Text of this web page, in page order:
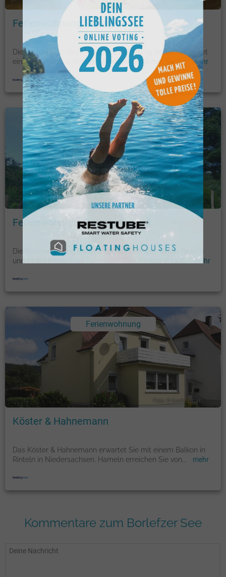
Ferienwohnung Schermer
Die im Juni 2017 renovierte Ferienwohnung Schermer bietet
eine Unterkunft in Rinteln. Hannover erreichen Sie n... mehr
Ferienwohnung
Foto: © booking.com
Ferienwohnung Panoramablick
Die Ferienwohnung Panoramablick befindet sich in Rinteln
und bietet kostenfreie Fahrräder. Die Unterkunft befi
mehr
Ferienwohnung
Foto: © booking.com
Köster & Hahnemann
Das Köster & Hahnemann erwartet Sie mit einem Balkon in
Rinteln in Niedersachsen. Hameln erreichen Sie von
mehr
Kommentare zum Borlefzer See